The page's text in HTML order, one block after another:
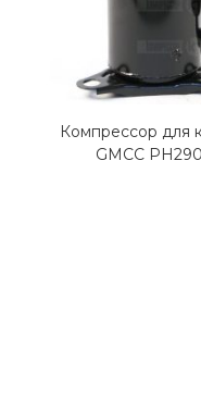
Компрессор для
GMCC